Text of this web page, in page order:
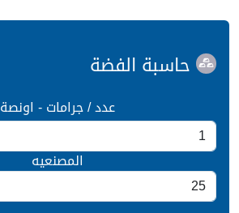
حاسبة الفضة
عدد / جرامات - اونصة
المصنعيه